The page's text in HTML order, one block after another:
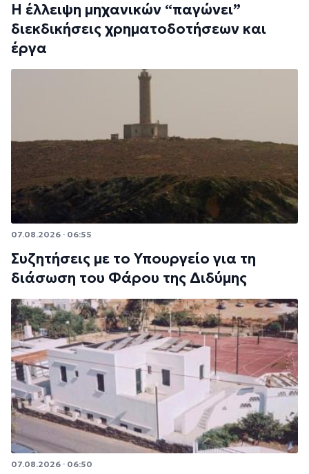
Η έλλειψη μηχανικών “παγώνει”
διεκδικήσεις χρηματοδοτήσεων και
έργα
07.08.2026 · 06:55
Συζητήσεις με το Υπουργείο για τη
διάσωση του Φάρου της Διδύμης
07.08.2026 · 06:50